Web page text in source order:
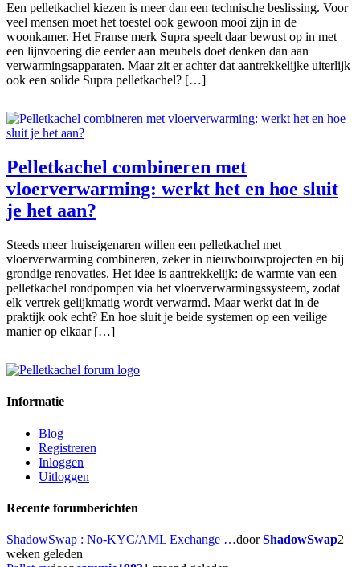
Een pelletkachel kiezen is meer dan een technische beslissing. Voor
veel mensen moet het toestel ook gewoon mooi zijn in de
woonkamer. Het Franse merk Supra speelt daar bewust op in met
een lijnvoering die eerder aan meubels doet denken dan aan
verwarmingsapparaten. Maar zit er achter dat aantrekkelijke uiterlijk
ook een solide Supra pelletkachel? […]
Pelletkachel combineren met
vloerverwarming: werkt het en hoe sluit
je het aan?
Steeds meer huiseigenaren willen een pelletkachel met
vloerverwarming combineren, zeker in nieuwbouwprojecten en bij
grondige renovaties. Het idee is aantrekkelijk: de warmte van een
pelletkachel rondpompen via het vloerverwarmingssysteem, zodat
elk vertrek gelijkmatig wordt verwarmd. Maar werkt dat in de
praktijk ook echt? En hoe sluit je beide systemen op een veilige
manier op elkaar […]
Informatie
Blog
Registreren
Inloggen
Uitloggen
Recente forumberichten
ShadowSwap : No-KYC/AML Exchange …doorShadowSwap2
weken geleden